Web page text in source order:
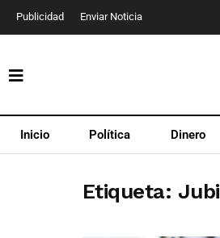
Publicidad Enviar Noticia
Inicio Política Dinero
Etiqueta: